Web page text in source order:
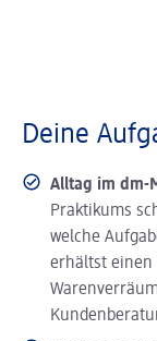
Deine
Alltag im dm-
Praktikums
welche
erhältst einen